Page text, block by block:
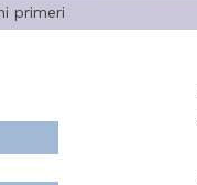
primeri